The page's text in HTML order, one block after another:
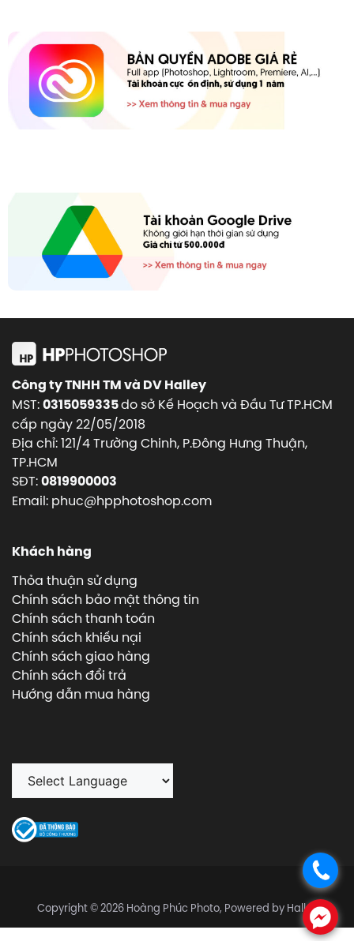
.
.
Công ty TNHH TM và DV Halley
MST:0315059335do sở Kế Hoạch và Đầu Tư TP.HCM
cấp ngày 22/05/2018
Địa chỉ: 121/4 Trường Chinh, P.Đông Hưng Thuận,
TP.HCM
SĐT:0819900003
Email: phuc@hpphotoshop.com
Khách hàng
Thỏa thuận sử dụng
Chính sách bảo mật thông tin
Chính sách thanh toán
Chính sách khiếu nại
Chính sách giao hàng
Chính sách đổi trả
Hướng dẫn mua hàng
Copyright © 2026 Hoàng Phúc Photo, Powered by Halley